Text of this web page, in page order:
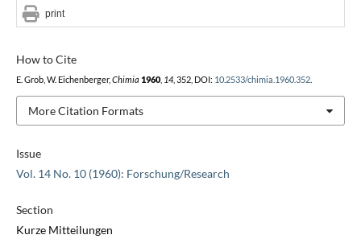
Issue
Vol. 14 No. 10 (1960): Forschung/Research
Section
Kurze Mitteilungen
How to Cite
E. Grob, W. Eichenberger, Chimia 1960, 14, 352, DOI: 10.2533/chimia.1960.352.
More Citation Formats
print